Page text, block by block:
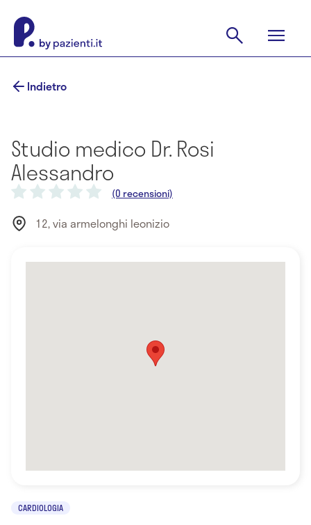
Indietro
Studio medico Dr. Rosi
Alessandro
(0 recensioni)
12, via armelonghi leonizio
CARDIOLOGIA